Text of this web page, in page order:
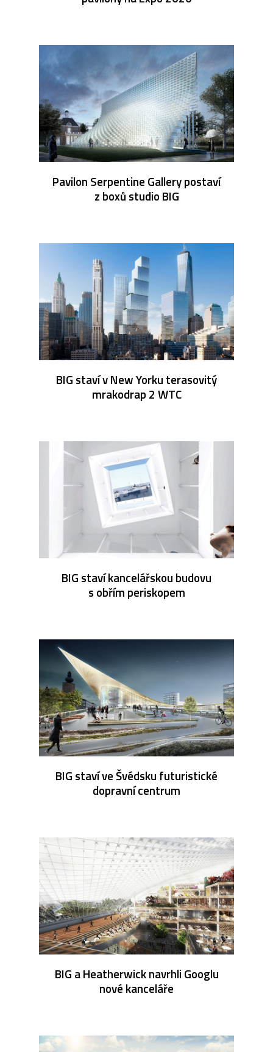
Pavilon Serpentine Gallery postaví
z boxů studio BIG
BIG staví v New Yorku terasovitý
mrakodrap 2 WTC
BIG staví kancelářskou budovu
s obřím periskopem
BIG staví ve Švédsku futuristické
dopravní centrum
BIG a Heatherwick navrhli Googlu
nové kanceláře